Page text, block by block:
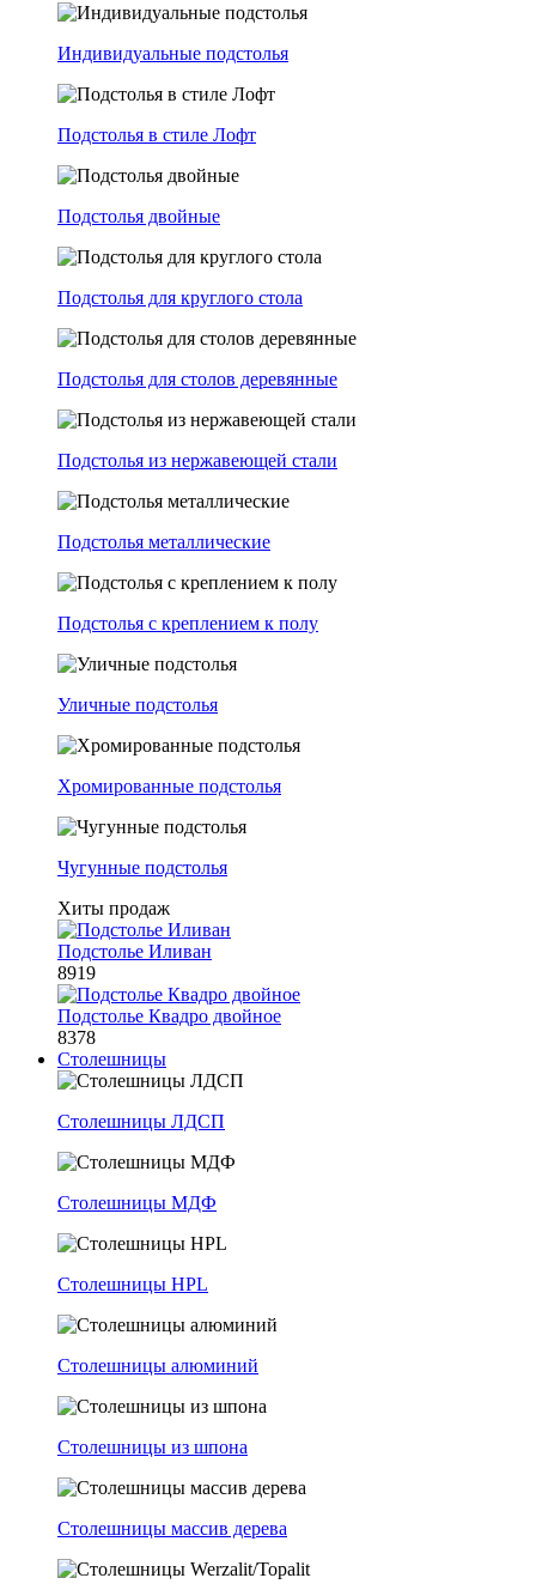
Индивидуальные подстолья
Подстолья в стиле Лофт
Подстолья двойные
Подстолья для круглого стола
Подстолья для столов деревянные
Подстолья из нержавеющей стали
Подстолья металлические
Подстолья с креплением к полу
Уличные подстолья
Хромированные подстолья
Чугунные подстолья
Хиты продаж
Подстолье Иливан
8919
Подстолье Квадро двойное
8378
Столешницы
Столешницы ЛДСП
Столешницы МДФ
Столешницы HPL
Столешницы алюминий
Столешницы из шпона
Столешницы массив дерева